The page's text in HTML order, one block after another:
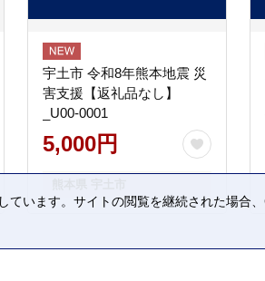
宇土市 令和8年熊本地震 災
害支援【返礼品なし】
_U00-0001
5,000円
います。サイトの閲覧を継続された場合